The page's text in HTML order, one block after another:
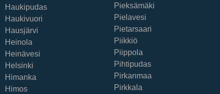
Haukipudas
Haukivuori
Hausjärvi
Heinola
Heinävesi
Helsinki
Himanka
Himos
Pieksämäki
Pielavesi
Pietarsaari
Piikkiö
Piippola
Pihtipudas
Pirkanmaa
Pirkkala